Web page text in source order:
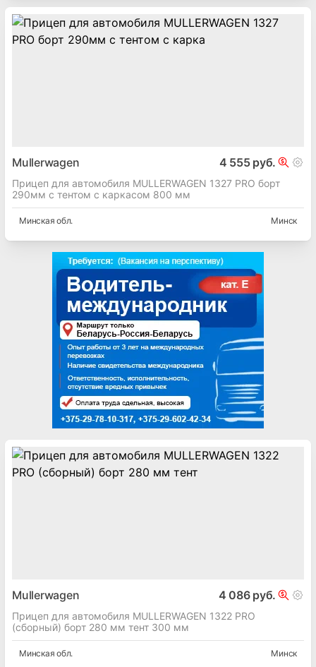
Mullerwagen 4 555 руб.
Прицеп для автомобиля MULLERWAGEN 1327 PRO борт
290мм с тентом с каркасом 800 мм
Минская обл. Минск
Mullerwagen 4 086 руб.
Прицеп для автомобиля MULLERWAGEN 1322 PRO
(сборный) борт 280 мм тент 300 мм
Минская обл. Минск